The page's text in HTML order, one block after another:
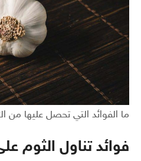
ما الفوائد التي تحصل عليها من
فوائد تناول الثوم